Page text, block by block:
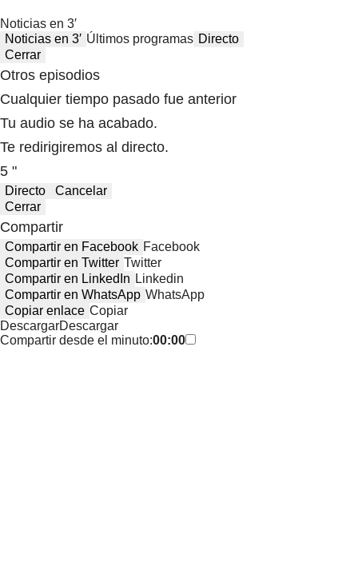
Noticias en 3′
Noticias en 3′ Últimos programas Directo
Cerrar
Otros episodios
Cualquier tiempo pasado fue anterior
Tu audio se ha acabado.
Te redirigiremos al directo.
5 "
Directo
Cancelar
Cerrar
Compartir
Compartir en Facebook Facebook
Compartir en Twitter Twitter
Compartir en LinkedIn Linkedin
Compartir en WhatsApp WhatsApp
Copiar enlace Copiar
DescargarDescargar
Compartir desde el minuto:00:00